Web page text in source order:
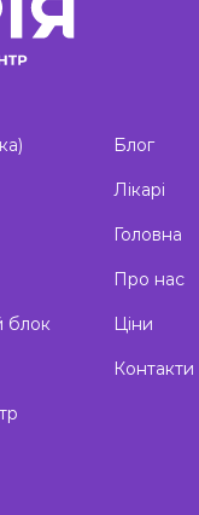
блок
Блог
Лікарі
Головна
Про нас
Ціни
Контакти